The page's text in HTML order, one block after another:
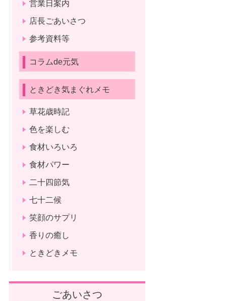
営業日案内
店長ごあいさつ
参考資料等
コラムde元気
ときどき気まぐれメモ
草花歳時記
色を楽しむ
食材いろいろ
食材パワー
二十四節気
七十二候
笑顔のサプリ
香りの癒し
ときどきメモ
ごあいさつ